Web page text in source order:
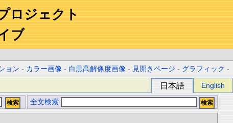
ロジェクト
ブ
ョン - カラー画像 - 白黒高解像度画像 - 見開きページ - グラフィック -
日本語 English
全文検索